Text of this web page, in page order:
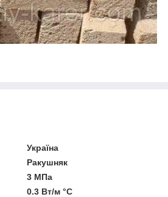
Україна
Ракушняк
3 МПа
0.3 Вт/м °С